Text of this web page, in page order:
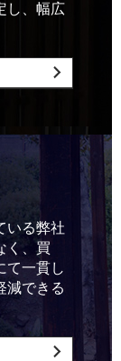
し、幅広
いる弊社
く、買
て一貫し
減できる